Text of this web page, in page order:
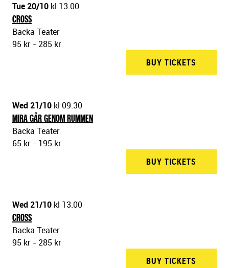
Tue 20/10 kl 13.00
CROSS
Backa Teater
95 kr - 285 kr
BUY TICKETS
Wed 21/10 kl 09.30
MIRA GÅR GENOM RUMMEN
Backa Teater
65 kr - 195 kr
BUY TICKETS
Wed 21/10 kl 13.00
CROSS
Backa Teater
95 kr - 285 kr
BUY TICKETS